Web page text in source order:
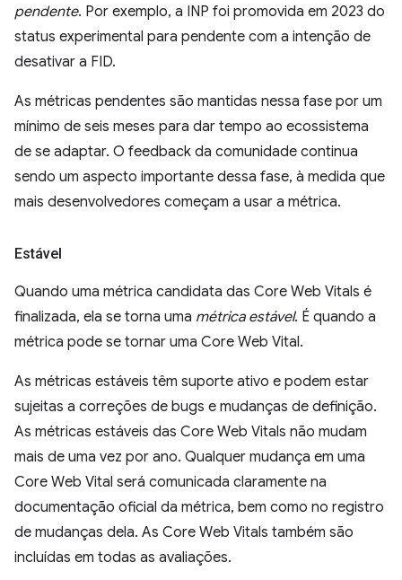
pendente. Por exemplo, a INP foi promovida em 2023 do
status experimental para pendente com a intenção de
desativar a FID.
As métricas pendentes são mantidas nessa fase por um
mínimo de seis meses para dar tempo ao ecossistema
de se adaptar. O feedback da comunidade continua
sendo um aspecto importante dessa fase, à medida que
mais desenvolvedores começam a usar a métrica.
Estável
Quando uma métrica candidata das Core Web Vitals é
finalizada, ela se torna uma métrica estável. É quando a
métrica pode se tornar uma Core Web Vital.
As métricas estáveis têm suporte ativo e podem estar
sujeitas a correções de bugs e mudanças de definição.
As métricas estáveis das Core Web Vitals não mudam
mais de uma vez por ano. Qualquer mudança em uma
Core Web Vital será comunicada claramente na
documentação oficial da métrica, bem como no registro
de mudanças dela. As Core Web Vitals também são
incluídas em todas as avaliações.